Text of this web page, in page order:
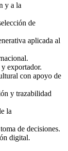
y a la
de
aplicada al
exportador.
con apoyo de
y trazabilidad
la
de decisiones.
digital.